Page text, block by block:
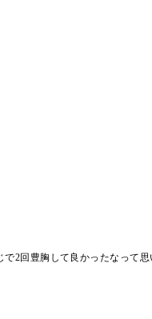
2回豊胸して良かったなって思